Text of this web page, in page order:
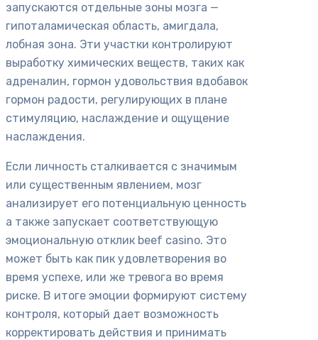
запускаются отдельные зоны мозга —
гипоталамическая область, амигдала,
лобная зона. Эти участки контролируют
выработку химических веществ, таких как
адреналин, гормон удовольствия вдобавок
гормон радости, регулирующих в плане
стимуляцию, наслаждение и ощущение
наслаждения.
Если личность сталкивается с значимым
или существенным явлением, мозг
анализирует его потенциальную ценность
а также запускает соответствующую
эмоциональную отклик beef casino. Это
может быть как пик удовлетворения во
время успехе, или же тревога во время
риске. В итоге эмоции формируют систему
контроля, который дает возможность
корректировать действия и принимать